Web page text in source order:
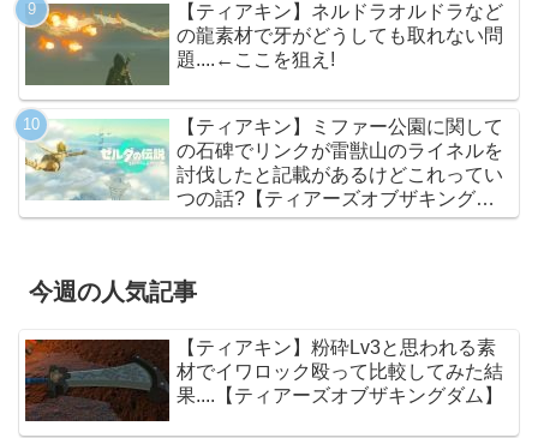
【ティアキン】ネルドラオルドラなど
の龍素材で牙がどうしても取れない問
題....←ここを狙え!
【ティアキン】ミファー公園に関して
の石碑でリンクが雷獣山のライネルを
討伐したと記載があるけどこれってい
つの話?【ティアーズオブザキングダ
ム】
今週の人気記事
【ティアキン】粉砕Lv3と思われる素
材でイワロック殴って比較してみた結
果....【ティアーズオブザキングダム】